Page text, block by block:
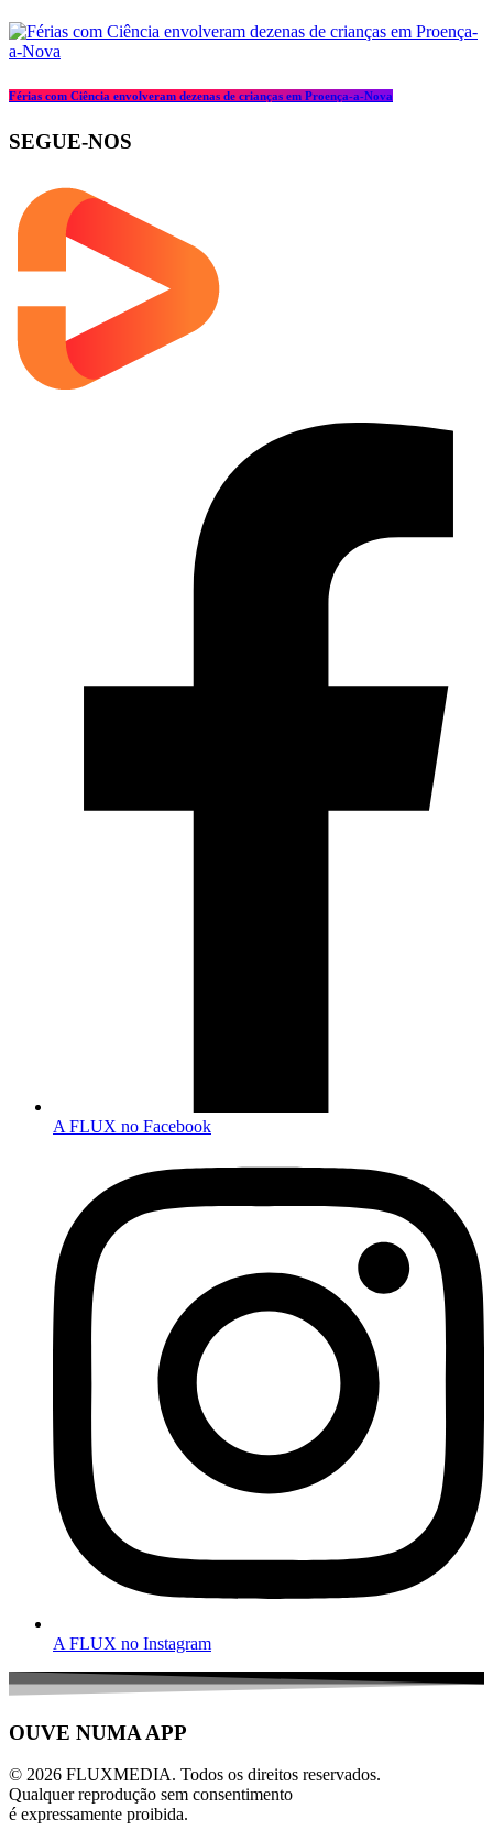
Férias com Ciência envolveram dezenas de crianças em Proença-a-Nova
SEGUE-NOS
A FLUX no Facebook
A FLUX no Instagram
OUVE NUMA APP
© 2026 FLUXMEDIA. Todos os direitos reservados.
Qualquer reprodução sem consentimento
é expressamente proibida.